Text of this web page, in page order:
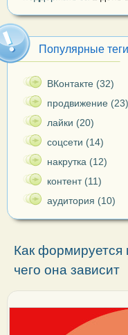
Популярные теги
ВКонтакте (32)
продвижение (23)
лайки (20)
соцсети (14)
накрутка (12)
контент (11)
аудитория (10)
Как формируется
чего она зависит